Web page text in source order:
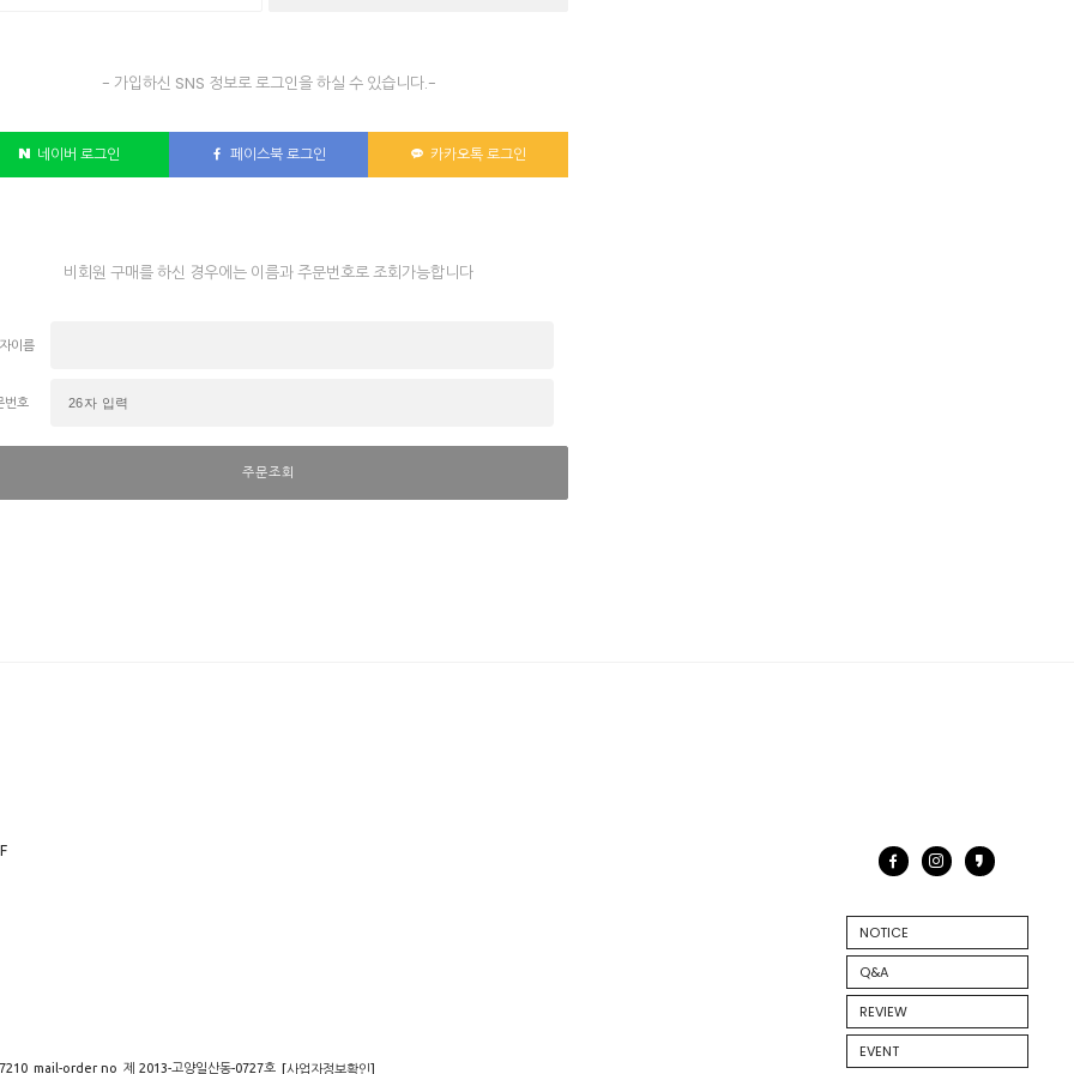
- 가입하신 SNS 정보로 로그인을 하실 수 있습니다.-
네이버 로그인 페이스북 로그인 카카오톡 로그인
비회원 구매를 하신 경우에는 이름과 주문번호로 조회가능합니다
이름
번호
주문조회
mail-order no 제 2013-고양일산동-0727호 [사업자정보확인]
NOTICE
Q&A
REVIEW
EVENT